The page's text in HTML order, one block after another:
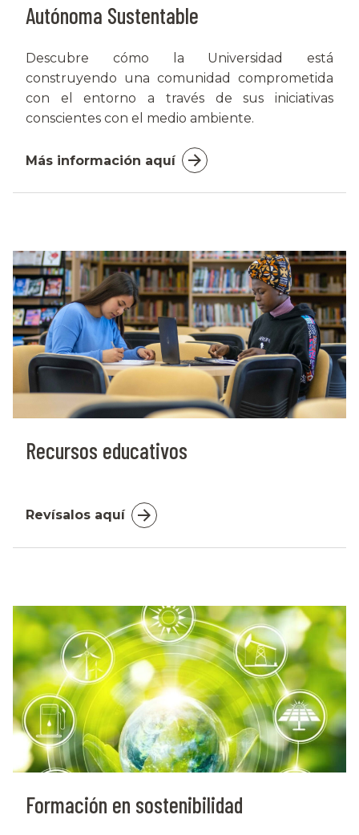
Autónoma Sustentable
Descubre cómo la Universidad está
construyendo una comunidad comprometida
con el entorno a través de sus iniciativas
conscientes con el medio ambiente.
Más información aquí
Recursos educativos
Revísalos aquí
Formación en sostenibilidad